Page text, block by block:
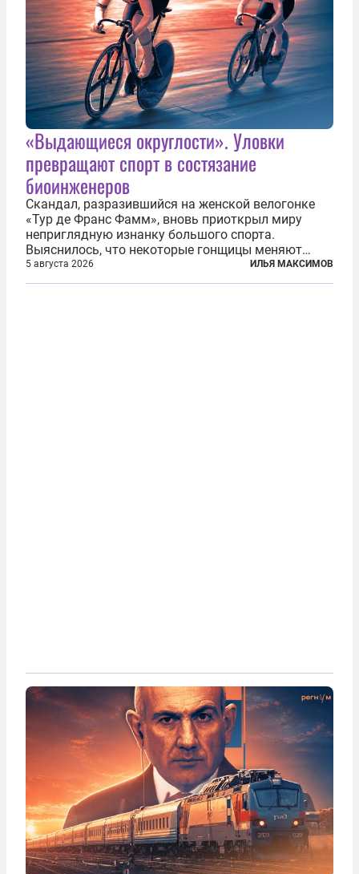
«Выдающиеся округлости». Уловки
превращают спорт в состязание
биоинженеров
Скандал, разразившийся на женской велогонке
«Тур де Франс Фамм», вновь приоткрыл миру
неприглядную изнанку большого спорта.
Выяснилось, что некоторые гонщицы меняют
размер груди ради улучшения аэродинамики. За
фасадом труда, мастерства, упорства и
5 августа 2026 ИЛЬЯ МАКСИМОВ